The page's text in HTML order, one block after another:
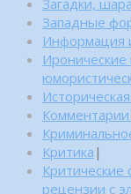
Загадки,
Западные
Информация
Иронические
Критика |
Критические
рецензии с